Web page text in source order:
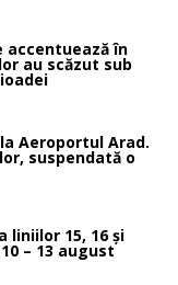
accentuează în
au scăzut sub
Aeroportul Arad.
suspendată o
liniilor 15, 16 și
– 13 august